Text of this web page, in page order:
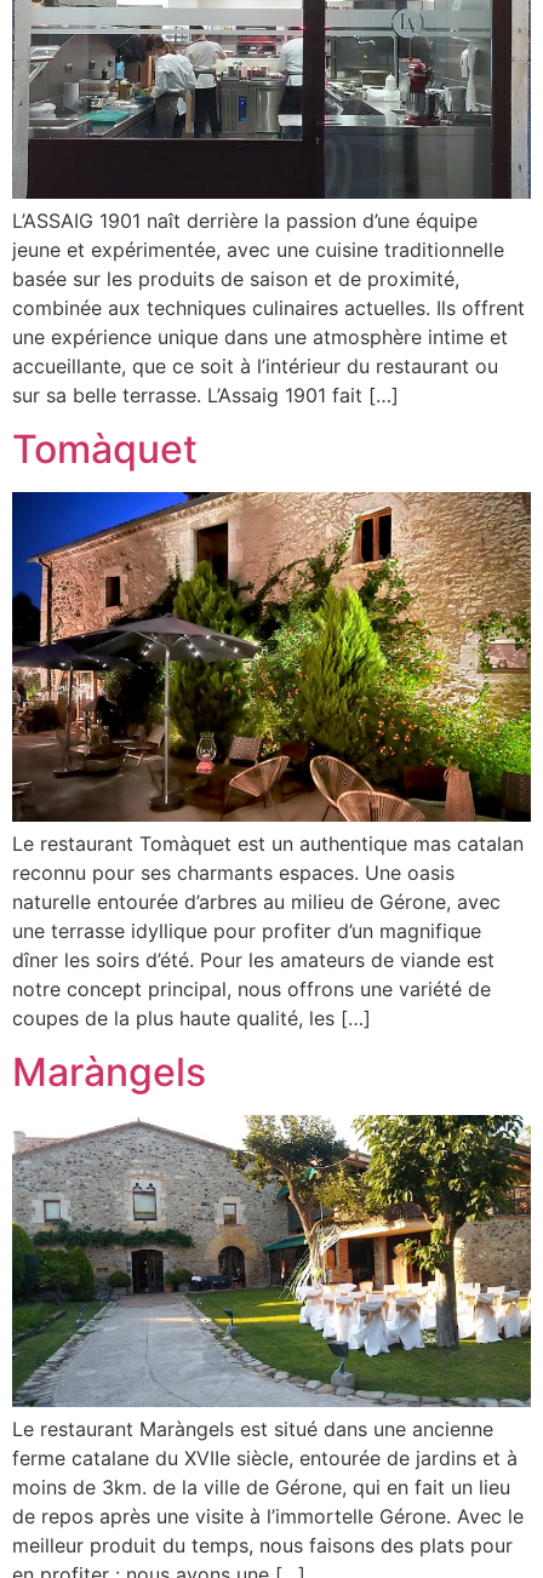
L’ASSAIG 1901 naît derrière la passion d’une équipe
jeune et expérimentée, avec une cuisine traditionnelle
basée sur les produits de saison et de proximité,
combinée aux techniques culinaires actuelles. Ils offrent
une expérience unique dans une atmosphère intime et
accueillante, que ce soit à l’intérieur du restaurant ou
sur sa belle terrasse. L’Assaig 1901 fait […]
Tomàquet
Le restaurant Tomàquet est un authentique mas catalan
reconnu pour ses charmants espaces. Une oasis
naturelle entourée d’arbres au milieu de Gérone, avec
une terrasse idyllique pour profiter d’un magnifique
dîner les soirs d’été. Pour les amateurs de viande est
notre concept principal, nous offrons une variété de
coupes de la plus haute qualité, les […]
Maràngels
Le restaurant Maràngels est situé dans une ancienne
ferme catalane du XVIIe siècle, entourée de jardins et à
moins de 3km. de la ville de Gérone, qui en fait un lieu
de repos après une visite à l’immortelle Gérone. Avec le
meilleur produit du temps, nous faisons des plats pour